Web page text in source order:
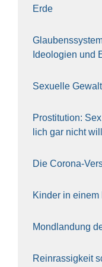
Erde
Ideo­lo­gien und
Sexu­el­le
Pro­sti­tu­ti­on:
lich gar nicht will
Die Coro­na-
Kin­der in
Mond­lan­dung
Rein­ras­sig­keit